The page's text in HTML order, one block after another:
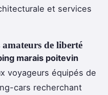
et services
amateurs de liberté
marais poitevin
voyageurs équipés de
cars recherchant